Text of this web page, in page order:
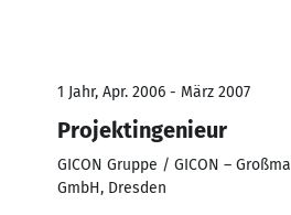
1 Jahr, Apr. 2006 - März 2007
Projektingenieur
GICON Gruppe / GICON –
GmbH, Dresden